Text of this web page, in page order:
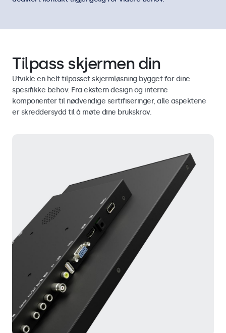
Tilpass skjermen din
Utvikle en helt tilpasset skjermløsning bygget for dine
spesifikke behov. Fra ekstern design og interne
komponenter til nødvendige sertifiseringer, alle aspektene
er skreddersydd til å møte dine brukskrav.